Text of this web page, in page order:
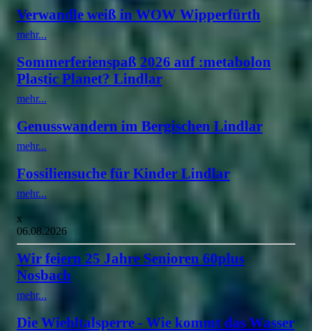
Verwandle weiß in WOW Wipperfürth
mehr...
Sommerferienspaß 2026 auf :metabolon
Plastic Planet? Lindlar
mehr...
Genusswandern im Bergischen Lindlar
mehr...
Fossiliensuche für Kinder Lindlar
mehr...
x
06.08.2026
Wir feiern 25 Jahre Senioren 60plus
Nosbach
mehr...
Die Wiehltalsperre - Wie kommt das Wasser